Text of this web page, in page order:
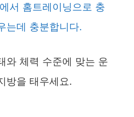
서 홈트레이닝으로 충
는데 충분합니다.
와 체력 수준에 맞는 운
방을 태우세요.